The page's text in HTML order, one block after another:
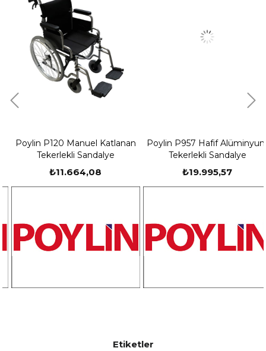
Poylin P120 Manuel Katlanan
Tekerlekli Sandalye
₺11.664,08
Poylin P957 Hafif Alüminyum
Tekerlekli Sandalye
₺19.995,57
Etiketler